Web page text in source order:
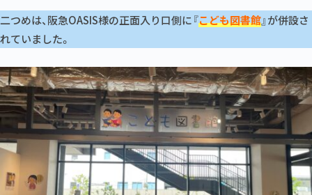
二つめは、阪急OASIS様の正面入り口側に『こども図書館』が併設さ
れていました。